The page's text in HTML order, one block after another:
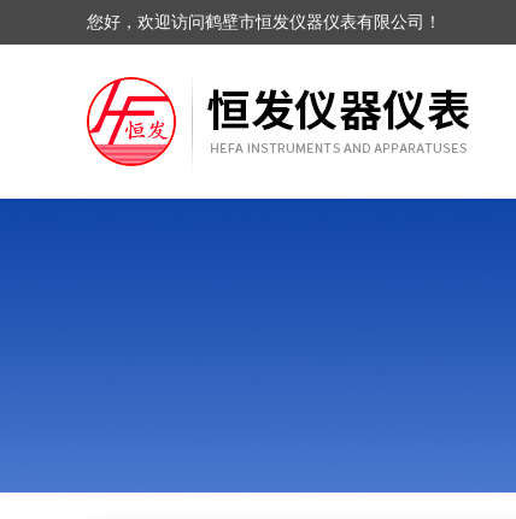
您好，欢迎访问鹤壁市恒发仪器仪表有限公司！